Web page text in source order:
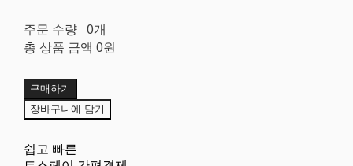
주문 수량 0개
총 상품 금액 0원
구매하기
장바구니에 담기
쉽고 빠른